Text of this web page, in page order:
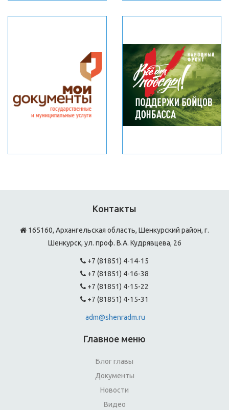
Контакты
165160, Архангельская область, Шенкурский район, г.
Шенкурск, ул. проф. В.А. Кудрявцева, 26
+7 (81851) 4-14-15
+7 (81851) 4-16-38
+7 (81851) 4-15-22
+7 (81851) 4-15-31
adm@shenradm.ru
Главное меню
Блог главы
Документы
Новости
Видео